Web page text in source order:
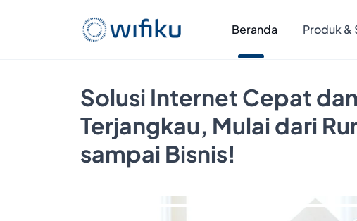
Beranda Produk &
Solusi Internet Cepat dan
Terjangkau, Mulai dari
sampai Bisnis!